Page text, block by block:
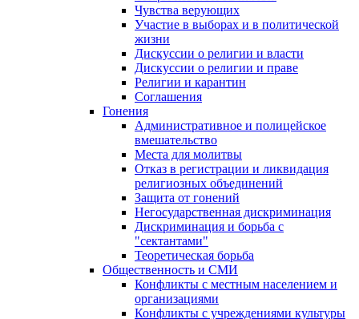
Чувства верующих
Участие в выборах и в политической
жизни
Дискуссии о религии и власти
Дискуссии о религии и праве
Религии и карантин
Соглашения
Гонения
Административное и полицейское
вмешательство
Места для молитвы
Отказ в регистрации и ликвидация
религиозных объединений
Защита от гонений
Негосударственная дискриминация
Дискриминация и борьба с
"сектантами"
Теоретическая борьба
Общественность и СМИ
Конфликты с местным населением и
организациями
Конфликты с учреждениями культуры